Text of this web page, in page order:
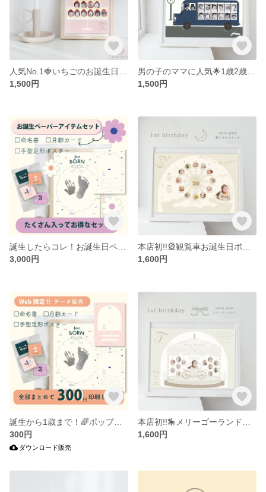
1,500円
1,500円
3,000円
1,600円
誕生から1歳まで！🌈ポップなペーパーアイテムセット[Born Anniversary Set]/命名書/マンスリーカード/手型足型ポスター
300円
ダウンロード販売
1,600円